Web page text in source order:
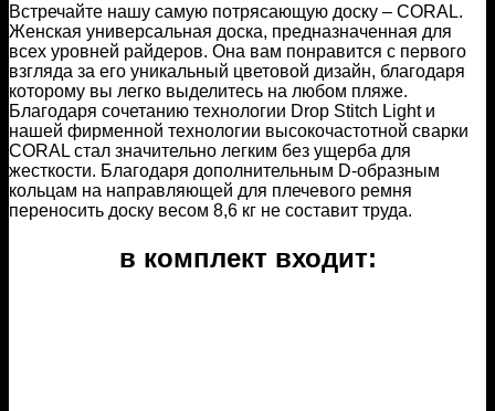
Встречайте нашу самую потрясающую доску – CORAL.
Женская универсальная доска, предназначенная для
всех уровней райдеров. Онa вам понравится с первого
взгляда за его уникальный цветовой дизайн, благодаря
которому вы легко выделитесь на любом пляже.
Благодаря сочетанию технологии Drop Stitch Light и
нашей фирменной технологии высокочастотной сварки
CORAL стал значительно легким без ущерба для
жесткости. Благодаря дополнительным D-образным
кольцам на направляющей для плечевого ремня
переносить доску весом 8,6 кг не составит труда.
в комплект входит: